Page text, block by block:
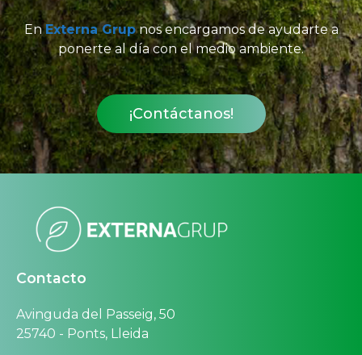
EnExterna Grupnos encargamos de ayudarte a
ponerte al día con el medio ambiente.
¡Contáctanos!
Contacto
Avinguda del Passeig, 50
25740 - Ponts, Lleida